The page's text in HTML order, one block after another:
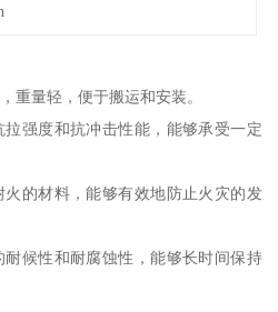
重量轻，便于搬运和安装。
拉强度和抗冲击性能，能够承受一定
火的材料，能够有效地防止火灾的发
耐候性和耐腐蚀性，能够长时间保持